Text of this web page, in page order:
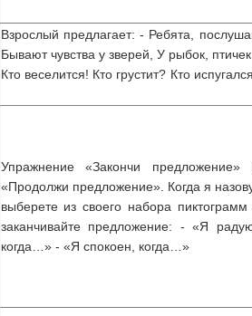
Взрослый предлагает: - Ребята,
Бывают чувства у зверей, У рыбок,
Кто веселится! Кто грустит? Кто
Упражнение «Закончи
«Продолжи предложение». Когда я
выберете из своего набора
заканчивайте предложение: - «Я
когда…» - «Я спокоен, когда…»